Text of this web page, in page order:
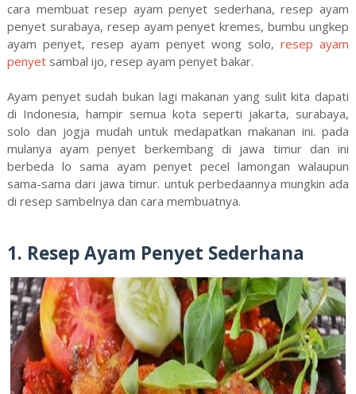
cara membuat resep ayam penyet sederhana, resep ayam
penyet surabaya, resep ayam penyet kremes, bumbu ungkep
ayam penyet, resep ayam penyet wong solo,resep ayam
penyetsambal ijo, resep ayam penyet bakar.
Ayam penyet sudah bukan lagi makanan yang sulit kita dapati
di Indonesia, hampir semua kota seperti jakarta, surabaya,
solo dan jogja mudah untuk medapatkan makanan ini. pada
mulanya ayam penyet berkembang di jawa timur dan ini
berbeda lo sama ayam penyet pecel lamongan walaupun
sama-sama dari jawa timur. untuk perbedaannya mungkin ada
di resep sambelnya dan cara membuatnya.
1. Resep Ayam Penyet Sederhana